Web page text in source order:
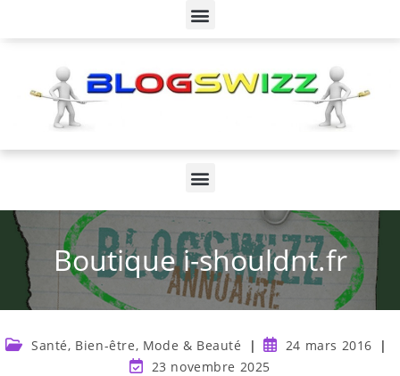
Boutique i-shouldnt.fr
Santé, Bien-être, Mode & Beauté
24 mars 2016
23 novembre 2025